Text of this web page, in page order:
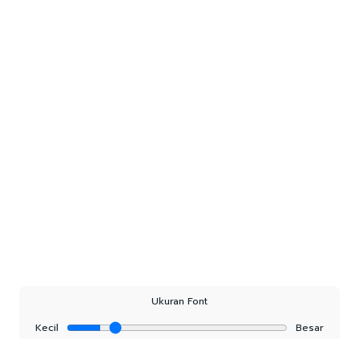
Ukuran Font
Kecil
Besar